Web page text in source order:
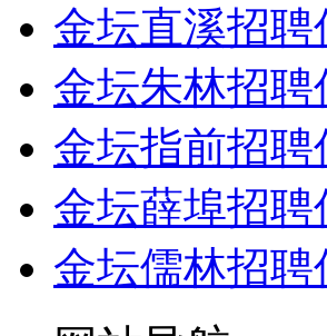
金坛直溪招聘
金坛朱林招聘
金坛指前招聘
金坛薛埠招聘
金坛儒林招聘